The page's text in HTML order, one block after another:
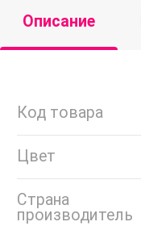
Описание
Код товара
Цвет
Страна
производитель